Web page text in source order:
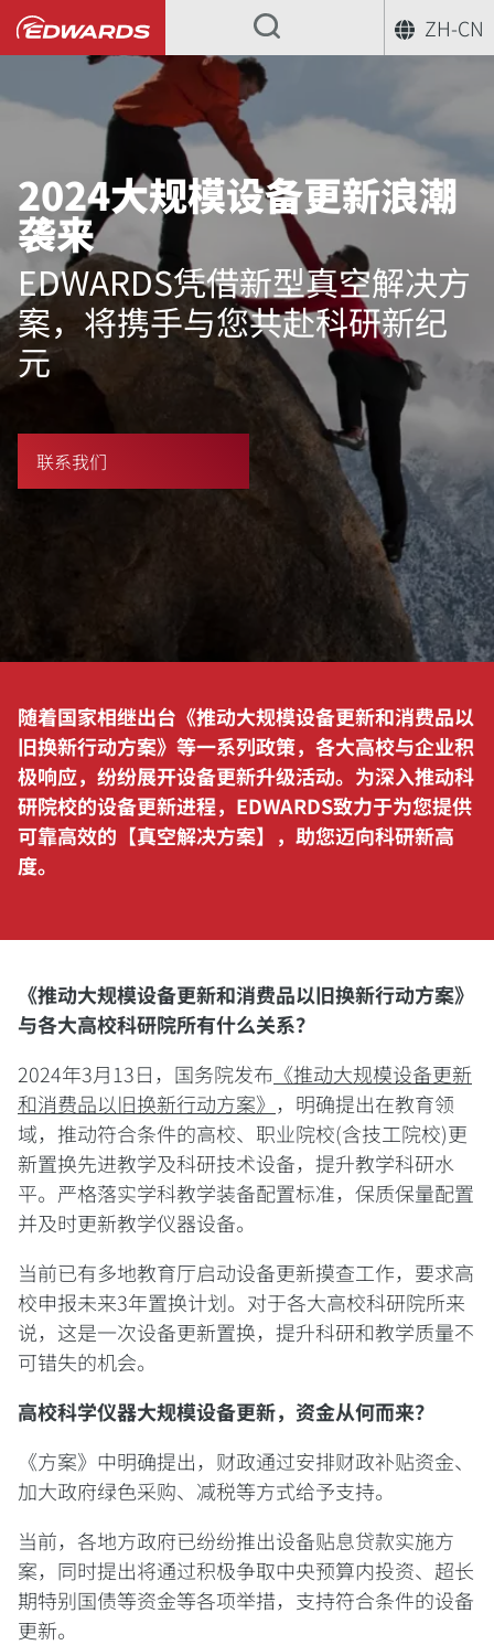
ZH-CN
2024大规模设备更新浪潮
袭来
EDWARDS凭借新型真空解决方
案，将携手与您共赴科研新纪
元
联系我们
随着国家相继出台《推动大规模设备更新和消费品以
旧换新行动方案》等一系列政策，各大高校与企业积
极响应，纷纷展开设备更新升级活动。为深入推动科
研院校的设备更新进程，EDWARDS致力于为您提供
可靠高效的【真空解决方案】，助您迈向科研新高
度。
《推动大规模设备更新和消费品以旧换新行动方案》
与各大高校科研院所有什么关系？
2024年3月13日，国务院发布 《推动大规模设备更新
和消费品以旧换新行动方案》 ，明确提出在教育领
域，推动符合条件的高校、职业院校(含技工院校)更
新置换先进教学及科研技术设备，提升教学科研水
平。严格落实学科教学装备配置标准，保质保量配置
并及时更新教学仪器设备。
当前已有多地教育厅启动设备更新摸查工作，要求高
校申报未来3年置换计划。对于各大高校科研院所来
说，这是一次设备更新置换，提升科研和教学质量不
可错失的机会。
高校科学仪器大规模设备更新，资金从何而来？
《方案》中明确提出，财政通过安排财政补贴资金、
加大政府绿色采购、减税等方式给予支持。
当前，各地方政府已纷纷推出设备贴息贷款实施方
案，同时提出将通过积极争取中央预算内投资、超长
期特别国债等资金等各项举措，支持符合条件的设备
更新。